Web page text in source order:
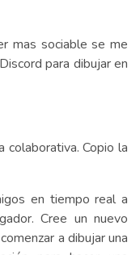
mas sociable se me
para dibujar en
colaborativa. Copio la
en tiempo real a
Cree un nuevo
a dibujar una